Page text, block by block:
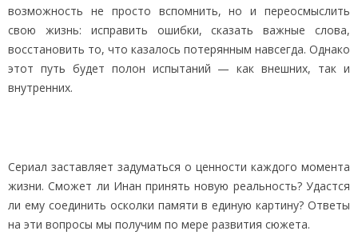
возможность не просто вспомнить, но и переосмыслить
свою жизнь: исправить ошибки, сказать важные слова,
восстановить то, что казалось потерянным навсегда. Однако
этот путь будет полон испытаний — как внешних, так и
внутренних.
Сериал заставляет задуматься о ценности каждого момента
жизни. Сможет ли Инан принять новую реальность? Удастся
ли ему соединить осколки памяти в единую картину? Ответы
на эти вопросы мы получим по мере развития сюжета.